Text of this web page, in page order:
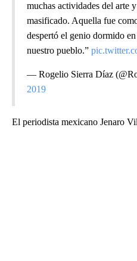
muchas actividades del arte
masificado. Aquella fue
despertó el genio dormido
nuestro pueblo.”
— Rogelio Sierra Díaz
2019
El periodista mexicano Jenaro